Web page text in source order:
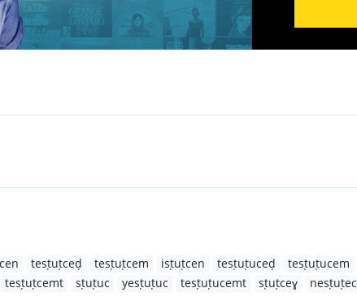
tesṭuṭceḍ tesṭuṭcem isṭuṭcen tesṭuṭuceḍ tesṭuṭucem
tesṭuṭcemt sṭuṭuc yesṭuṭuc tesṭuṭucemt sṭuṭceɣ nesṭuṭec